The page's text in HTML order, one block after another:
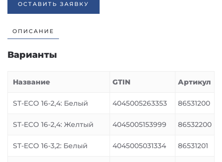
ОСТАВИТЬ ЗАЯВКУ
ОПИСАНИЕ
Варианты
Название GTIN Артикул
ST-ECO 16-2,4: Белый 4045005263353 86531200
ST-ECO 16-2,4: Желтый 4045005153999 86532200
ST-ECO 16-3,2: Белый 4045005031334 86531201